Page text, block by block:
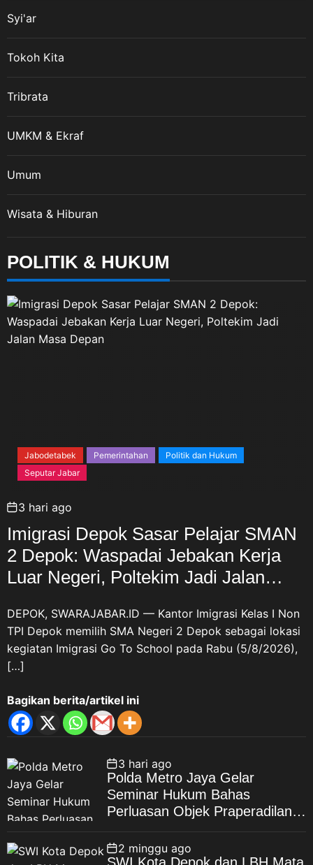
Syi'ar
Tokoh Kita
Tribrata
UMKM & Ekraf
Umum
Wisata & Hiburan
POLITIK & HUKUM
Jabodetabek Pemerintahan
Politik dan Hukum
Seputar Jabar
3 hari ago
Imigrasi Depok Sasar Pelajar SMAN
2 Depok: Waspadai Jebakan Kerja
Luar Negeri, Poltekim Jadi Jalan
DEPOK, SWARAJABAR.ID — Kantor Imigrasi Kelas I Non
TPI Depok memilih SMA Negeri 2 Depok sebagai lokasi
kegiatan Imigrasi Go To School pada Rabu (5/8/2026),
[…]
Bagikan berita/artikel ini
3 hari ago
Polda Metro Jaya Gelar
Seminar Hukum Bahas
Perluasan Objek Praperadilan
2 minggu ago